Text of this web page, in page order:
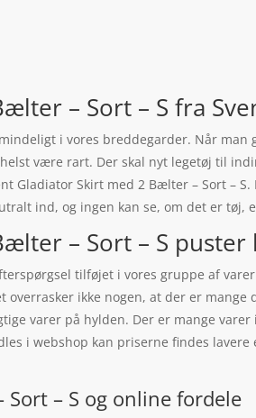
– Sort – S fra
i vores breddegarder. Når
være rart. Der skal nyt legetøj til
Gladiator Skirt med 2 Bælter – Sort –
ind, og ingen kan se, om det er tøj,
– Sort – S puster
tilføjet i vores gruppe af
ikke nogen, at der er
varer på hylden. Der er mange
i webshop kan priserne findes
– S og online fordele